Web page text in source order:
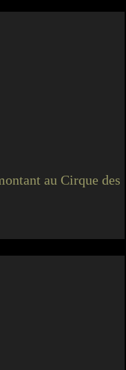
au Cirque des